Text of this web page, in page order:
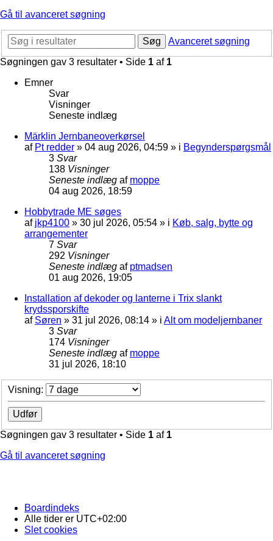
Gå til avanceret søgning
Søg
Avanceret søgning
Søgningen gav 3 resultater • Side 1 af 1
Emner
Svar
Visninger
Seneste indlæg
Märklin Jernbaneoverkørsel
af Pt redder » 04 aug 2026, 04:59 » i Begynderspørgsmål
3 Svar
138 Visninger
Seneste indlæg af moppe
04 aug 2026, 18:59
Hobbytrade ME søges
af jkp4100 » 30 jul 2026, 05:54 » i Køb, salg, bytte og
arrangementer
7 Svar
292 Visninger
Seneste indlæg af ptmadsen
01 aug 2026, 19:05
Installation af dekoder og lanterne i Trix slankt
krydssporskifte
af Søren » 31 jul 2026, 08:14 » i Alt om modeljernbaner
3 Svar
174 Visninger
Seneste indlæg af moppe
31 jul 2026, 18:10
Visning:
Søgningen gav 3 resultater • Side 1 af 1
Gå til avanceret søgning
Boardindeks
Alle tider er UTC+02:00
Slet cookies